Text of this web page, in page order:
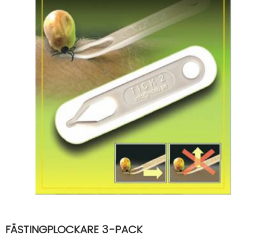
FÄSTINGPLOCKARE 3-PACK